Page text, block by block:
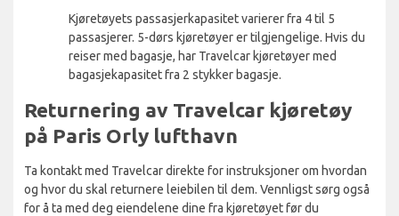
Kjøretøyets passasjerkapasitet varierer fra 4 til 5
passasjerer. 5-dørs kjøretøyer er tilgjengelige. Hvis du
reiser med bagasje, har Travelcar kjøretøyer med
bagasjekapasitet fra 2 stykker bagasje.
Returnering av Travelcar kjøretøy
på Paris Orly lufthavn
Ta kontakt med Travelcar direkte for instruksjoner om hvordan
og hvor du skal returnere leiebilen til dem. Vennligst sørg også
for å ta med deg eiendelene dine fra kjøretøyet før du